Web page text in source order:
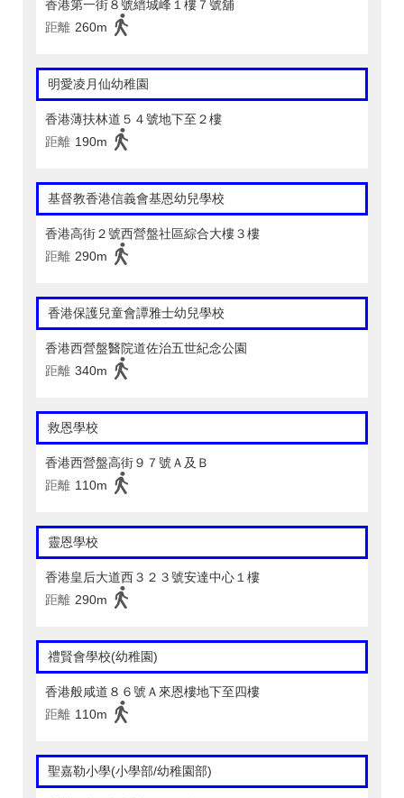
香港第一街８號縉城峰１樓７號舖
距離 260m
明愛凌月仙幼稚園
香港薄扶林道５４號地下至２樓
距離 190m
基督教香港信義會基恩幼兒學校
香港高街２號西營盤社區綜合大樓３樓
距離 290m
香港保護兒童會譚雅士幼兒學校
香港西營盤醫院道佐治五世紀念公園
距離 340m
救恩學校
香港西營盤高街９７號Ａ及Ｂ
距離 110m
靈恩學校
香港皇后大道西３２３號安達中心１樓
距離 290m
禮賢會學校(幼稚園)
香港般咸道８６號Ａ來恩樓地下至四樓
距離 110m
聖嘉勒小學(小學部/幼稚園部)